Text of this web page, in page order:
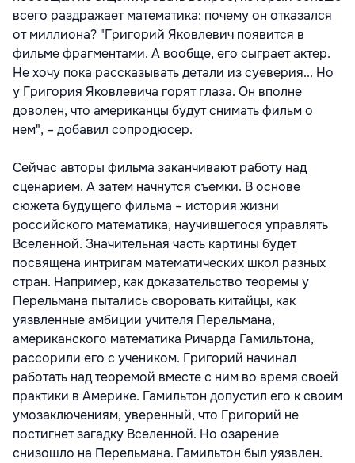
всего раздражает математика: почему он отказался
от миллиона? "Григорий Яковлевич появится в
фильме фрагментами. А вообще, его сыграет актер.
Не хочу пока рассказывать детали из суеверия... Но
у Григория Яковлевича горят глаза. Он вполне
доволен, что американцы будут снимать фильм о
нем", – добавил сопродюсер.
Сейчас авторы фильма заканчивают работу над
сценарием. А затем начнутся съемки. В основе
сюжета будущего фильма – история жизни
российского математика, научившегося управлять
Вселенной. Значительная часть картины будет
посвящена интригам математических школ разных
стран. Например, как доказательство теоремы у
Перельмана пытались своровать китайцы, как
уязвленные амбиции учителя Перельмана,
американского математика Ричарда Гамильтона,
рассорили его с учеником. Григорий начинал
работать над теоремой вместе с ним во время своей
практики в Америке. Гамильтон допустил его к своим
умозаключениям, уверенный, что Григорий не
постигнет загадку Вселенной. Но озарение
снизошло на Перельмана. Гамильтон был уязвлен.